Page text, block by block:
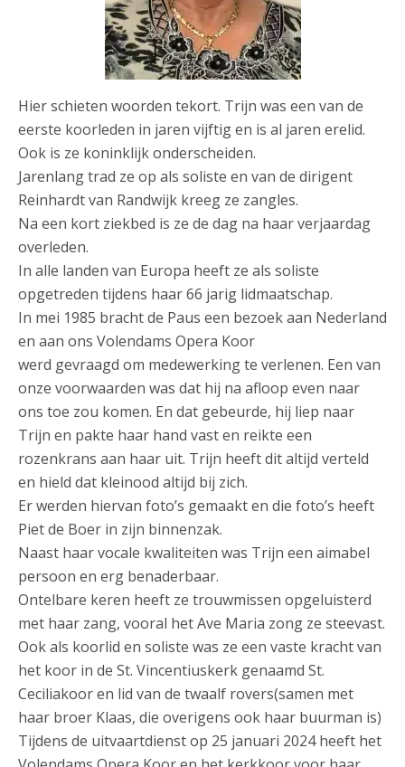
Hier schieten woorden tekort. Trijn was een van de
eerste koorleden in jaren vijftig en is al jaren erelid.
Ook is ze koninklijk onderscheiden.
Jarenlang trad ze op als soliste en van de dirigent
Reinhardt van Randwijk kreeg ze zangles.
Na een kort ziekbed is ze de dag na haar verjaardag
overleden.
In alle landen van Europa heeft ze als soliste
opgetreden tijdens haar 66 jarig lidmaatschap.
In mei 1985 bracht de Paus een bezoek aan Nederland
en aan ons Volendams Opera Koor
werd gevraagd om medewerking te verlenen. Een van
onze voorwaarden was dat hij na afloop even naar
ons toe zou komen. En dat gebeurde, hij liep naar
Trijn en pakte haar hand vast en reikte een
rozenkrans aan haar uit. Trijn heeft dit altijd verteld
en hield dat kleinood altijd bij zich.
Er werden hiervan foto’s gemaakt en die foto’s heeft
Piet de Boer in zijn binnenzak.
Naast haar vocale kwaliteiten was Trijn een aimabel
persoon en erg benaderbaar.
Ontelbare keren heeft ze trouwmissen opgeluisterd
met haar zang, vooral het Ave Maria zong ze steevast.
Ook als koorlid en soliste was ze een vaste kracht van
het koor in de St. Vincentiuskerk genaamd St.
Ceciliakoor en lid van de twaalf rovers(samen met
haar broer Klaas, die overigens ook haar buurman is)
Tijdens de uitvaartdienst op 25 januari 2024 heeft het